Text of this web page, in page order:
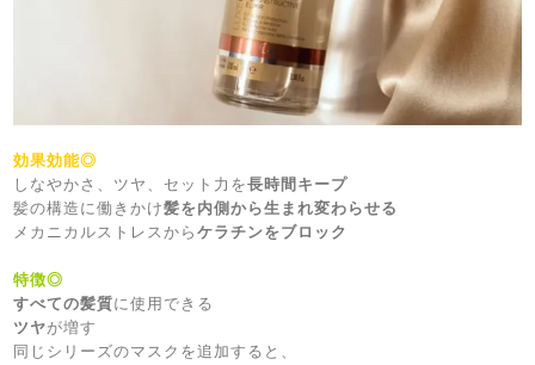
効果効能◎
しなやかさ、ツヤ、セット力を長時間キープ
髪の構造に働きかけ髪を内側から生まれ変わらせる
メカニカルストレスからケラチンをブロック
特徴◎
すべての髪質に使用できる
ツヤが増す
同じシリーズのマスクを追加すると、